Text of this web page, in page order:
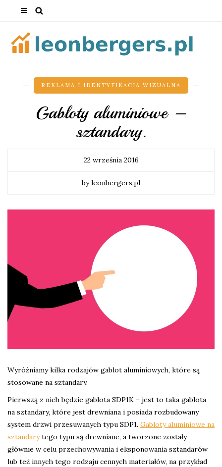
REKLAMA I IDENTYFIKACJA WIZUALNA
Gabloty aluminiowe –
sztandary.
22 września 2016
by leonbergers.pl
Wyróżniamy kilka rodzajów gablot aluminiowych, które są
stosowane na sztandary.
Pierwszą z nich będzie gablota SDP1K – jest to taka gablota
na sztandary, które jest drewniana i posiada rozbudowany
system drzwi przesuwanych typu SDP1. Gabloty aluminiowe na
sztandarytego typu są drewniane, a tworzone zostały
głównie w celu przechowywania i eksponowania sztandarów
lub też innych tego rodzaju cennych materiałów, na przykład